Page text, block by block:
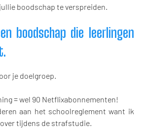
boodschap te verspreiden.
boodschap die leerlingen
je doelgroep.
= wel 90 Netflixabonnementen!
aan het schoolreglement want ik
tijdens de strafstudie.